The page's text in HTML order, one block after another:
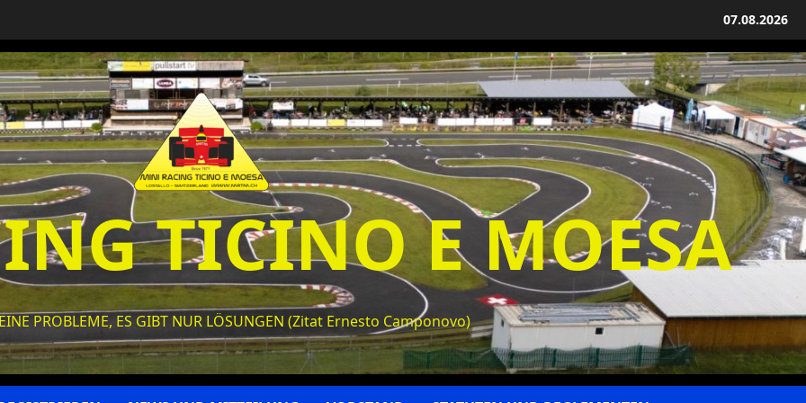
07.08.2026
TICINO E MOESA
PROBLEME, ES GIBT NUR LÖSUNGEN (Zitat Ernesto Camponovo)